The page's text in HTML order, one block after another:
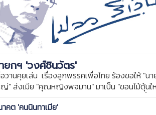
ยกฯ 'วงศ์ชินวัตร'
วานคุยเล่น เรื่องลูกพรรคเพื่อไทย ร้องขอให้ "นา
ญ่" ส่งเมีย "คุณหญิงพจมาน" มาเป็น "ขอนไม้ดุ้นใ
งพรรค ให้ลูกกบ-ลูกเขียดในพรรคได้เกาะ วันนี้
ครียดซักนิด
าคต 'คนนินทาเมีย'